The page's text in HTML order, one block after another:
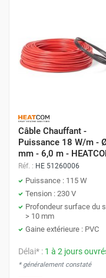
installations
Le câble de 3mm
discrète et
rendent
exceptionnelle de
qualité d'origine
Applications
Salles de bain
Espaces intérieurs
Tous types de sols
Avec adhésif
Câble Chauffant -
Puissance 18 W/m -
mm - 6,0 m -
Réf. : HE 51260006
Puissance : 115 W
Tension : 230 V
Profondeur surface du
> 10 mm
Gaine extérieure : PVC
Délai* : 1 à 2 jours
* généralement constaté